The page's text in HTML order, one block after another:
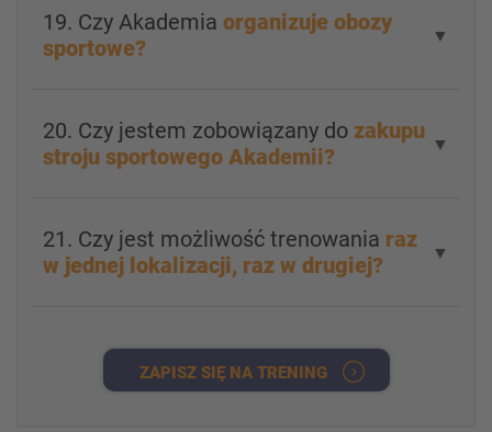
19. Czy Akademia organizuje obozy
sportowe?
▼
20. Czy jestem zobowiązany do zakupu
stroju sportowego Akademii?
▼
21. Czy jest możliwość trenowania raz
w jednej lokalizacji, raz w drugiej?
▼
ZAPISZ SIĘ NA TRENING